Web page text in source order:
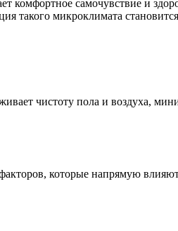
комфортное самочувствие и
такого микроклимата
чистоту пола и воздуха,
которые напрямую